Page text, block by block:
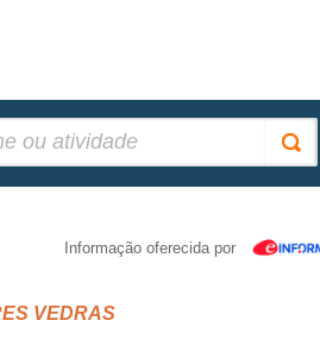
Informação oferecida por
VEDRAS